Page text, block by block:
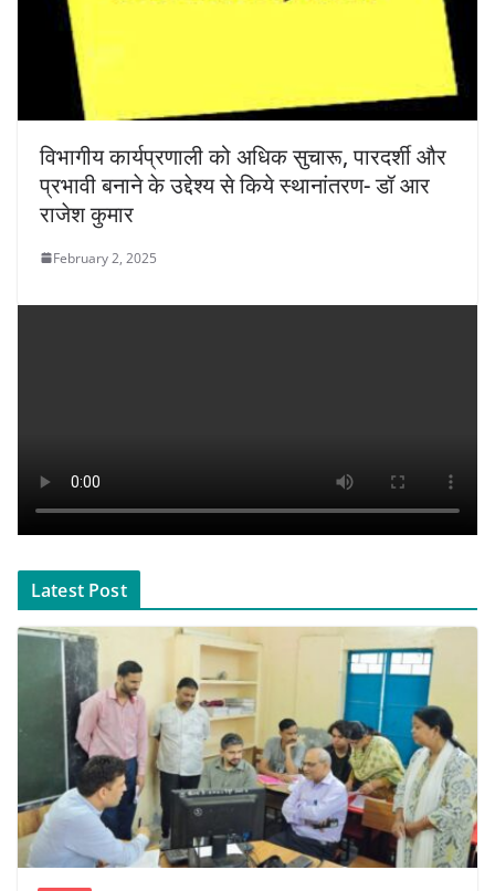
विभागीय कार्यप्रणाली को अधिक सुचारू, पारदर्शी और
प्रभावी बनाने के उद्देश्य से किये स्थानांतरण- डॉ आर
राजेश कुमार
February 2, 2025
Latest Post